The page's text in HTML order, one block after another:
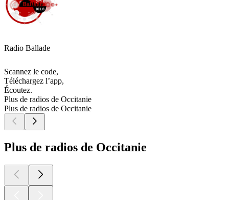
Radio Ballade
Scannez le code,
Téléchargez l’app,
Écoutez.
Plus de radios de Occitanie
Plus de radios de Occitanie
Plus de radios de Occitanie